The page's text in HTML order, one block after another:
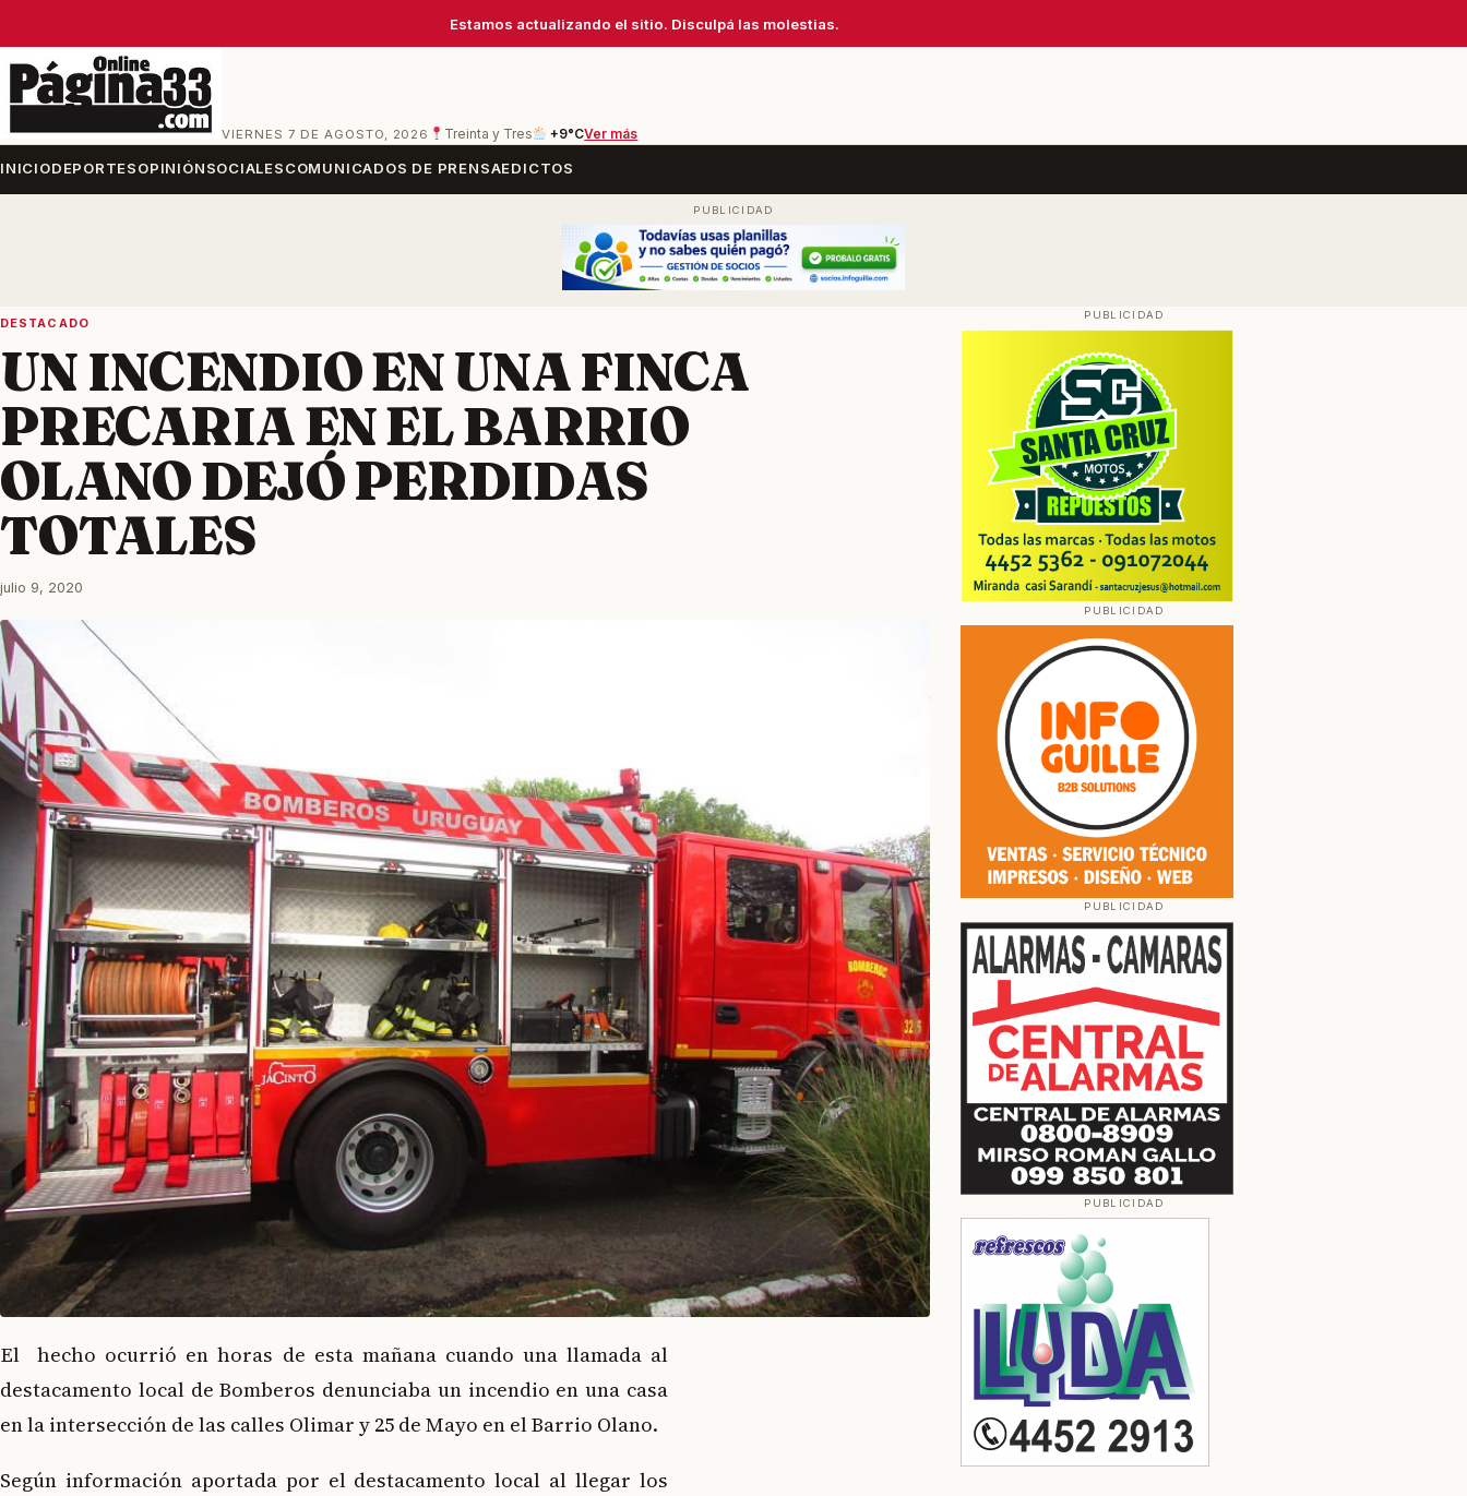
Estamos actualizando el sitio. Disculpá las molestias.
VIERNES 7 DE AGOSTO, 2026 Treinta y Tres +9°CVer más
INICIODEPORTESOPINIÓNSOCIALESCOMUNICADOS DE PRENSAEDICTOS
DESTACADO
UN INCENDIO EN UNA FINCA
PRECARIA EN EL BARRIO
OLANO DEJÓ PERDIDAS
TOTALES
julio 9, 2020
El hecho ocurrió en horas de esta mañana cuando una llamada al
destacamento local de Bomberos denunciaba un incendio en una casa
en la intersección de las calles Olimar y 25 de Mayo en el Barrio Olano.
Según información aportada por el destacamento local al llegar los